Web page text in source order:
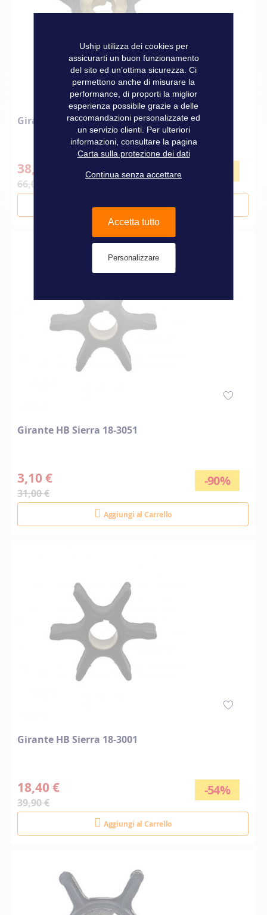
Girante HB Sierra 18-3053
38,30 €
66,00 €
Aggiungi al Carrello
Girante HB Sierra 18-3051
-90%
3,10 €
31,00 €
Aggiungi al Carrello
Girante HB Sierra 18-3001
-54%
18,40 €
39,90 €
Aggiungi al Carrello
Uship utilizza dei cookies per
assicurarti un buon funzionamento
del sito ed un’ottima sicurezza. Ci
permettono anche di misurare la
performance, di proporti la miglior
esperienza possibile grazie a delle
raccomandazioni personalizzate ed
un servizio clienti. Per ulteriori
informazioni, consultare la pagina
Carta sulla protezione dei dati
Continua senza accettare
Accetta tutto
Personalizzare